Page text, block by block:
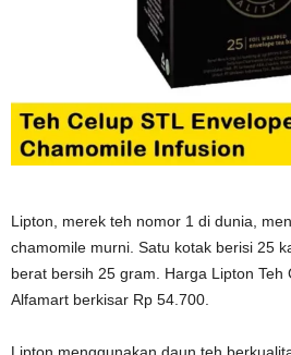
Lipton, merek teh nomor 1 di dunia,
chamomile murni. Satu kotak berisi 25
berat bersih 25 gram. Harga Lipton Teh
Alfamart berkisar Rp 54.700.